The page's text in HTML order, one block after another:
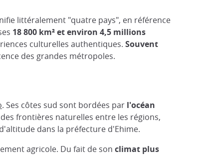
littéralement "quatre pays", en référence
18 800 km² et environ 4,5 millions
culturelles authentiques. Souvent
des grandes métropoles.
. Ses côtes sud sont bordées par l'océan
frontières naturelles entre les régions,
dans la préfecture d'Ehime.
agricole. Du fait de son climat plus